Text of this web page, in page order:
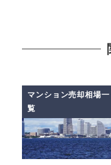
マンション売却相場一
覧